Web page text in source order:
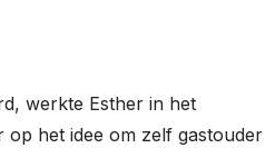
werkte Esther in het
op het idee om zelf gastouder